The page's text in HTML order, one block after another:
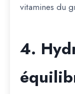
vitamines du
4.